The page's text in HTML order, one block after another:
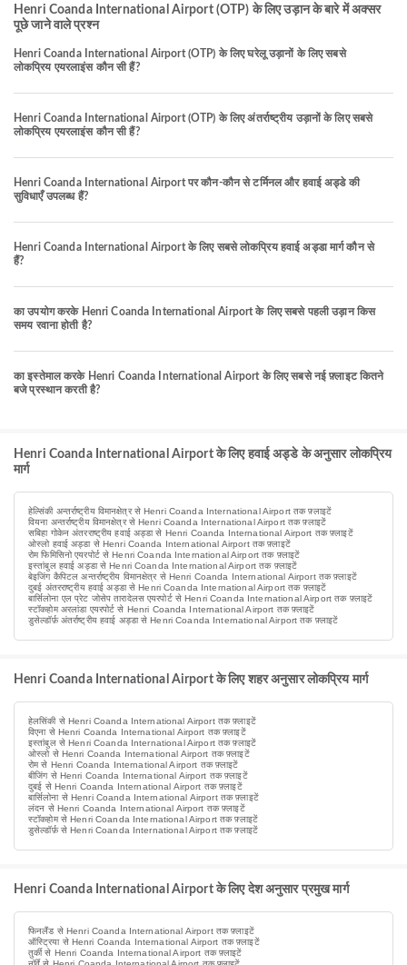
Henri Coanda International Airport (OTP) के लिए उड़ान के बारे में अक्सर
पूछे जाने वाले प्रश्न
Henri Coanda International Airport (OTP) के लिए घरेलू उड़ानों के लिए सबसे
लोकप्रिय एयरलाइंस कौन सी हैं?
Henri Coanda International Airport (OTP) के लिए अंतर्राष्ट्रीय उड़ानों के लिए सबसे
लोकप्रिय एयरलाइंस कौन सी हैं?
Henri Coanda International Airport पर कौन-कौन से टर्मिनल और हवाई अड्डे की
सुविधाएँ उपलब्ध हैं?
Henri Coanda International Airport के लिए सबसे लोकप्रिय हवाई अड्डा मार्ग कौन से
हैं?
का उपयोग करके Henri Coanda International Airport के लिए सबसे पहली उड़ान किस
समय रवाना होती है?
का इस्तेमाल करके Henri Coanda International Airport के लिए सबसे नई फ़्लाइट कितने
बजे प्रस्थान करती है?
Henri Coanda International Airport के लिए हवाई अड्डे के अनुसार लोकप्रिय
मार्ग
हेल्सिंकी अन्तर्राष्ट्रीय विमानक्षेत्र से Henri Coanda International Airport तक फ़्लाइटें
वियना अन्तर्राष्ट्रीय विमानक्षेत्र से Henri Coanda International Airport तक फ़्लाइटें
सबिहा गोकेन अंतरराष्ट्रीय हवाई अड्डा से Henri Coanda International Airport तक फ़्लाइटें
ओस्लो हवाई अड्डा से Henri Coanda International Airport तक फ़्लाइटें
रोम फिमिसिनो एयरपोर्ट से Henri Coanda International Airport तक फ़्लाइटें
इस्तांबुल हवाई अड्डा से Henri Coanda International Airport तक फ़्लाइटें
बेइजिंग कैपिटल अन्तर्राष्ट्रीय विमानक्षेत्र से Henri Coanda International Airport तक फ़्लाइटें
दुबई अंतरराष्ट्रीय हवाई अड्डा से Henri Coanda International Airport तक फ़्लाइटें
बार्सिलोना एल प्रेट जोसेप तारादेलस एयरपोर्ट से Henri Coanda International Airport तक फ़्लाइटें
स्टॉकहोम अरलांडा एयरपोर्ट से Henri Coanda International Airport तक फ़्लाइटें
डुसेल्डॉर्फ़ अंतर्राष्ट्रीय हवाई अड्डा से Henri Coanda International Airport तक फ़्लाइटें
Henri Coanda International Airport के लिए शहर अनुसार लोकप्रिय मार्ग
हेलसिंकी से Henri Coanda International Airport तक फ़्लाइटें
विएना से Henri Coanda International Airport तक फ़्लाइटें
इस्तांबुल से Henri Coanda International Airport तक फ़्लाइटें
ओस्लो से Henri Coanda International Airport तक फ़्लाइटें
रोम से Henri Coanda International Airport तक फ़्लाइटें
बीजिंग से Henri Coanda International Airport तक फ़्लाइटें
दुबई से Henri Coanda International Airport तक फ़्लाइटें
बार्सिलोना से Henri Coanda International Airport तक फ़्लाइटें
लंदन से Henri Coanda International Airport तक फ़्लाइटें
स्टॉकहोम से Henri Coanda International Airport तक फ़्लाइटें
डुसेल्डॉर्फ़ से Henri Coanda International Airport तक फ़्लाइटें
Henri Coanda International Airport के लिए देश अनुसार प्रमुख मार्ग
फिनलैंड से Henri Coanda International Airport तक फ़्लाइटें
ऑस्ट्रिया से Henri Coanda International Airport तक फ़्लाइटें
तुर्की से Henri Coanda International Airport तक फ़्लाइटें